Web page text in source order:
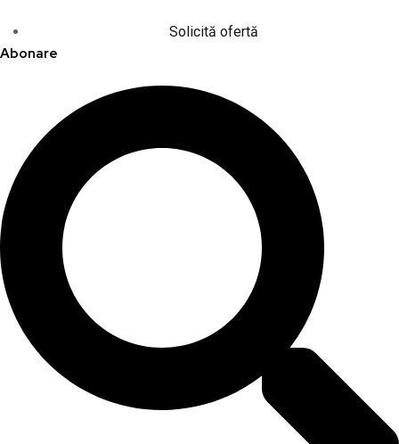
Solicită ofertă
Abonare